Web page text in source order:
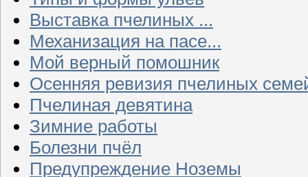
Выставка пчелиных ...
Механизация на пасе...
Мой верный помошник
Осенняя ревизия пчелиных
Пчелиная девятина
Зимние работы
Болезни пчёл
Предупреждение Ноземы